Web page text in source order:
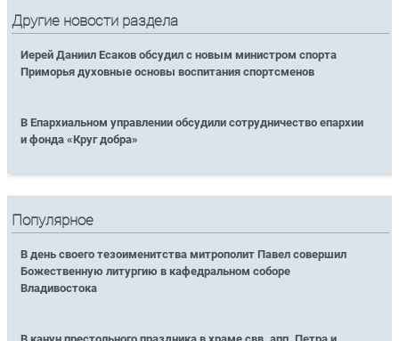
Другие новости раздела
Иерей Даниил Есаков обсудил с новым министром спорта
Приморья духовные основы воспитания спортсменов
В Епархиальном управлении обсудили сотрудничество епархии
и фонда «Круг добра»
Популярное
В день своего тезоименитства митрополит Павел совершил
Божественную литургию в кафедральном соборе
Владивостока